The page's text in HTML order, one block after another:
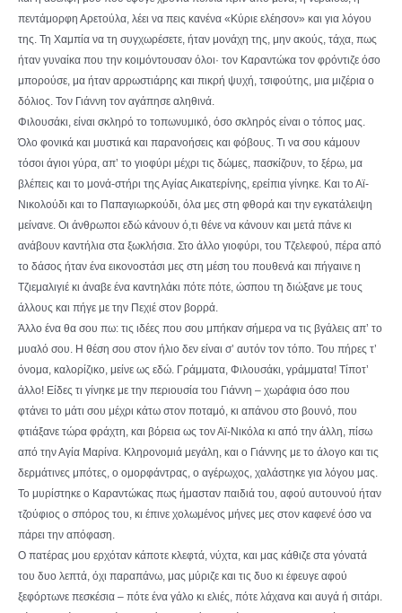
πεντάμορφη Αρετούλα, λέει να πεις κανένα «Κύριε ελέησον» και για λόγου
της. Τη Χαμπία να τη συγχωρέσετε, ήταν μονάχη της, μην ακούς, τάχα, πως
ήταν γυναίκα που την κοιμόντουσαν όλοι· τον Καραντώκα τον φρόντιζε όσο
μπορούσε, μα ήταν αρρωστιάρης και πικρή ψυχή, τσιφούτης, μια μιζέρια ο
δόλιος. Τον Γιάννη τον αγάπησε αληθινά.
Φιλουσάκι, είναι σκληρό το τοπωνυμικό, όσο σκληρός είναι ο τόπος μας.
Όλο φονικά και μυστικά και παρανοήσεις και φόβους. Τι να σου κάμουν
τόσοι άγιοι γύρα, απ’ το γιοφύρι μέχρι τις δώμες, πασκίζουν, το ξέρω, μα
βλέπεις και το μονά-στήρι της Αγίας Αικατερίνης, ερείπια γίνηκε. Και το Αϊ-
Νικολούδι και το Παπαγιωρκούδι, όλα μες στη φθορά και την εγκατάλειψη
μείνανε. Οι άνθρωποι εδώ κάνουν ό,τι θένε να κάνουν και μετά πάνε κι
ανάβουν καντήλια στα ξωκλήσια. Στο άλλο γιοφύρι, του Τζελεφού, πέρα από
το δάσος ήταν ένα εικονοστάσι μες στη μέση του πουθενά και πήγαινε η
Τζιεμαλιγιέ κι άναβε ένα καντηλάκι πότε πότε, ώσπου τη διώξανε με τους
άλλους και πήγε με την Πεχιέ στον βορρά.
Άλλο ένα θα σου πω: τις ιδέες που σου μπήκαν σήμερα να τις βγάλεις απ’ το
μυαλό σου. Η θέση σου στον ήλιο δεν είναι σ’ αυτόν τον τόπο. Του πήρες τ’
όνομα, καλορίζικο, μείνε ως εδώ. Γράμματα, Φιλουσάκι, γράμματα! Τίποτ’
άλλο! Είδες τι γίνηκε με την περιουσία του Γιάννη – χωράφια όσο που
φτάνει το μάτι σου μέχρι κάτω στον ποταμό, κι απάνου στο βουνό, που
φτιάξανε τώρα φράχτη, και βόρεια ως τον Αϊ-Νικόλα κι από την άλλη, πίσω
από την Αγία Μαρίνα. Κληρονομιά μεγάλη, και ο Γιάννης με το άλογο και τις
δερμάτινες μπότες, ο ομορφάντρας, ο αγέρωχος, χαλάστηκε για λόγου μας.
Το μυρίστηκε ο Καραντώκας πως ήμασταν παιδιά του, αφού αυτουνού ήταν
τζούφιος ο σπόρος του, κι έπινε χολωμένος μήνες μες στον καφενέ όσο να
πάρει την απόφαση.
Ο πατέρας μου ερχόταν κάποτε κλεφτά, νύχτα, και μας κάθιζε στα γόνατά
του δυο λεπτά, όχι παραπάνω, μας μύριζε και τις δυο κι έφευγε αφού
ξεφόρτωνε πεσκέσια – πότε ένα γάλο κι ελιές, πότε λάχανα και αυγά ή σιτάρι.